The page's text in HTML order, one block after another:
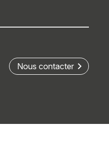
Nous contacter